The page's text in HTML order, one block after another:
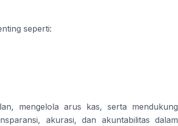
seperti:
mengelola arus kas, serta mendukung
akurasi, dan akuntabilitas dalam